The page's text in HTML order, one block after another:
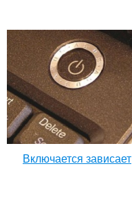
Включается зависает